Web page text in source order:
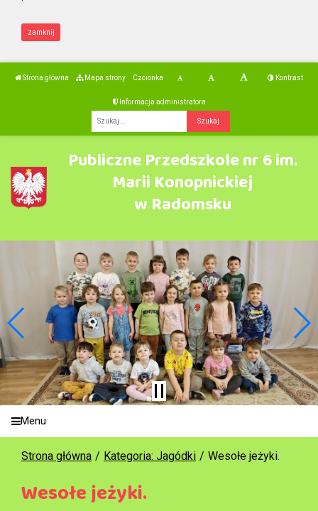
zamknij
Strona główna Mapa strony Czcionka Kontrast
Informacja administratora
Publiczne Przedszkole nr 6 im.
Marii Konopnickiej
w Radomsku
Menu
Strona główna Kategoria: Jagódki Wesołe jeżyki.
Wesołe jeżyki.